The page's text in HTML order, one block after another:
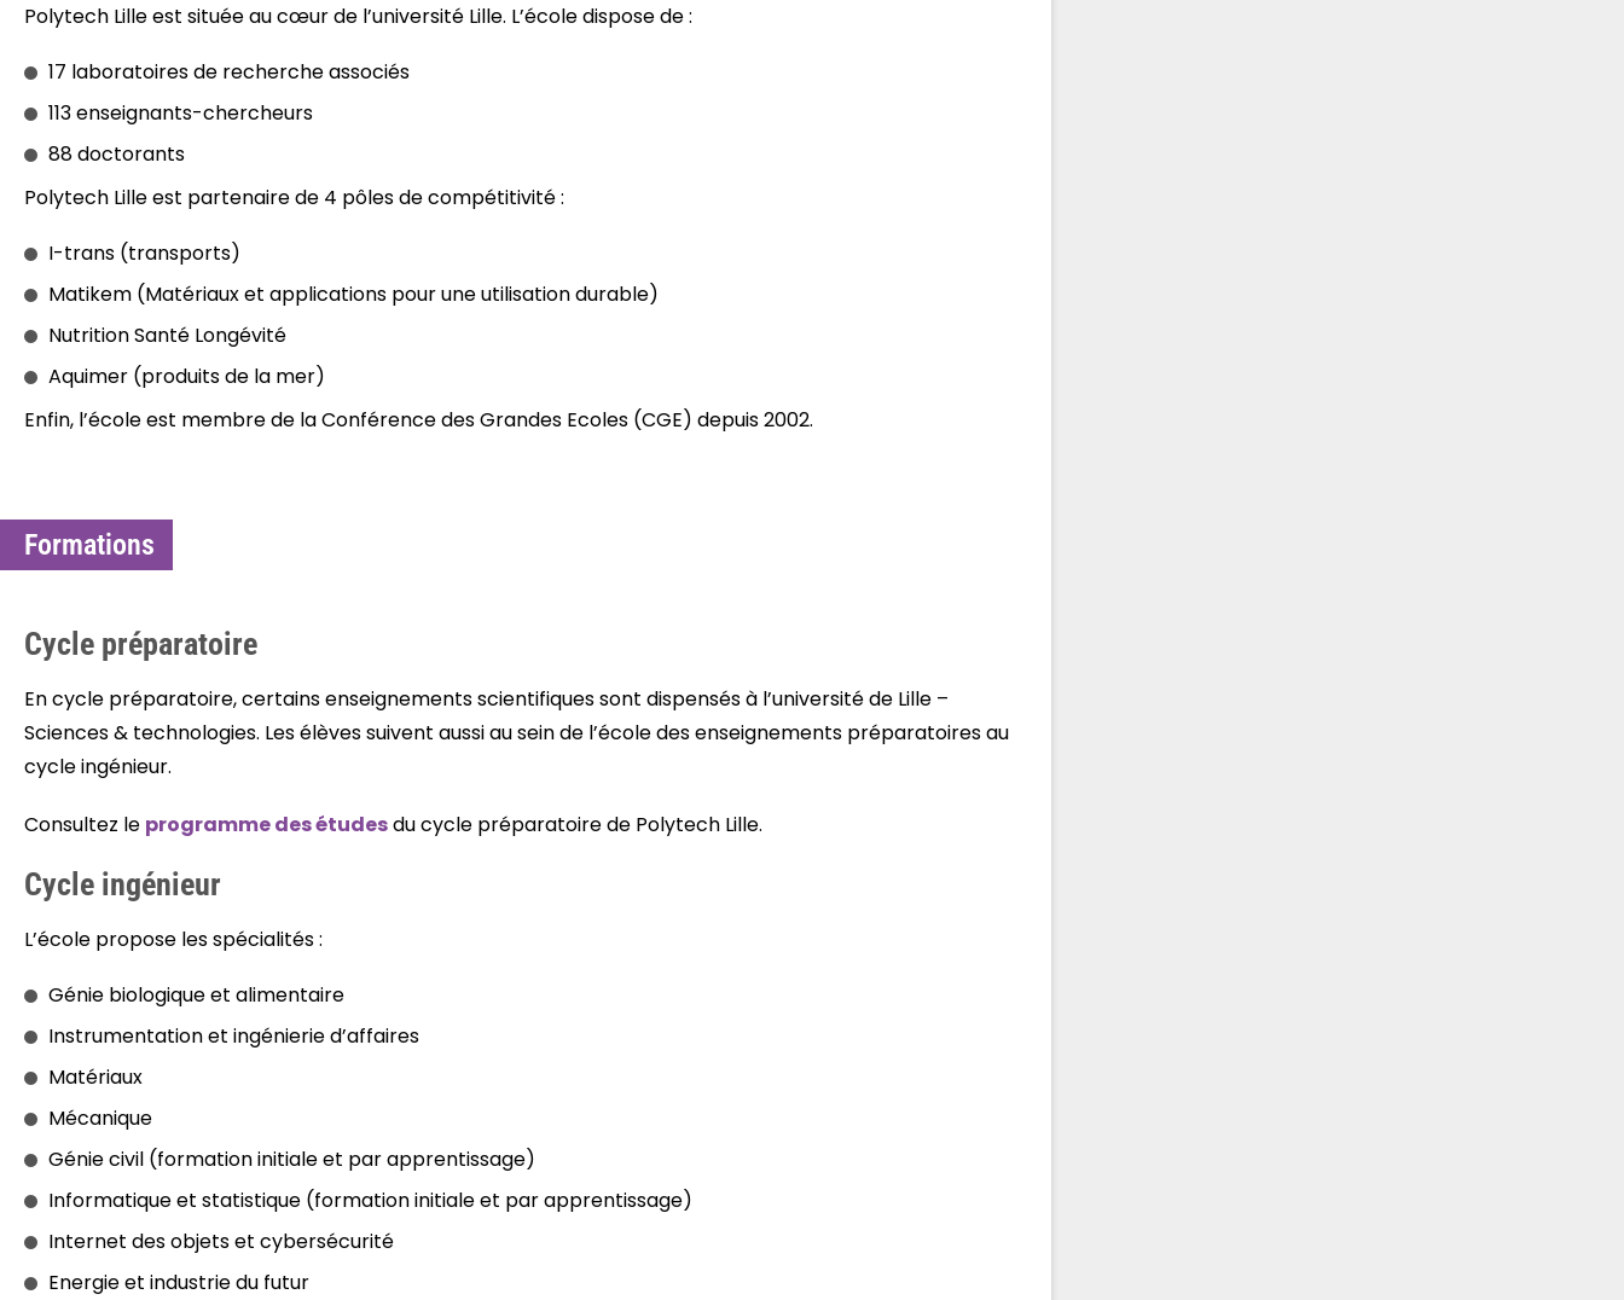
Polytech Lille est située au cœur de l’université Lille. L’école dispose de :
17 laboratoires de recherche associés
113 enseignants-chercheurs
88 doctorants
Polytech Lille est partenaire de 4 pôles de compétitivité :
I-trans (transports)
Matikem (Matériaux et applications pour une utilisation durable)
Nutrition Santé Longévité
Aquimer (produits de la mer)
Enfin, l’école est membre de la Conférence des Grandes Ecoles (CGE) depuis 2002.
Formations
Cycle préparatoire
En cycle préparatoire, certains enseignements scientifiques sont dispensés à l’université de Lille –
Sciences & technologies. Les élèves suivent aussi au sein de l’école des enseignements préparatoires au
cycle ingénieur.
Consultez le programme des étudesdu cycle préparatoire de Polytech Lille.
Cycle ingénieur
L’école propose les spécialités :
Génie biologique et alimentaire
Instrumentation et ingénierie d’affaires
Matériaux
Mécanique
Génie civil (formation initiale et par apprentissage)
Informatique et statistique (formation initiale et par apprentissage)
Internet des objets et cybersécurité
Energie et industrie du futur